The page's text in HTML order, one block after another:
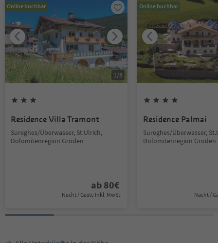
Online buchbar
1/8
Residence Villa Tramont
Sureghes/Überwasser, St.Ulrich,
Dolomitenregion Gröden
ab 80€
Nacht / Gäste Inkl. MwSt.
Online buchbar
Residence Palmai
Sureghes/Überwasser,
Dolomitenregion Gröden
Nacht /